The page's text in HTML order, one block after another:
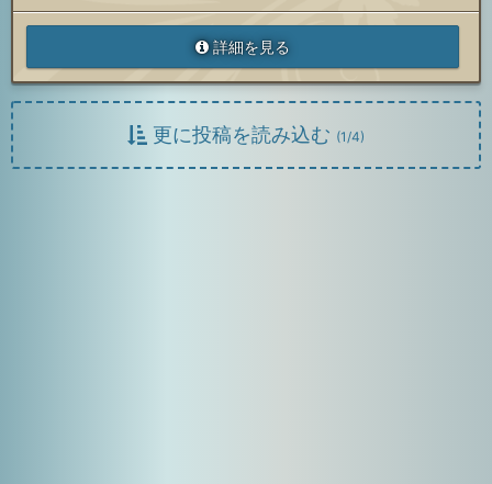
詳細を見る
更に投稿を読み込む (1/4)